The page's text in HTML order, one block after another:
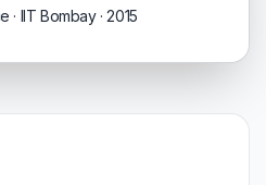
IIT Bombay · 2015